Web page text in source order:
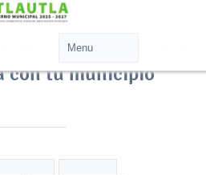
pública de
con tu municipio